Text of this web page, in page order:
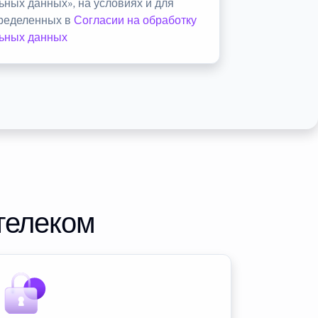
данных», на условиях и для
вСогласии на обработку
данных